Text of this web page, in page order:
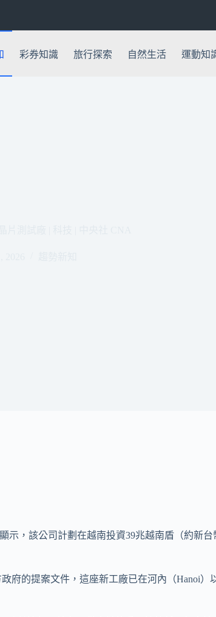
彩券知識 旅行探索 自然生活 運動知
示，該公司計劃在越南投資39兆越南盾（約新
府的提案文件，這座新工廠已在河內（Hanoi